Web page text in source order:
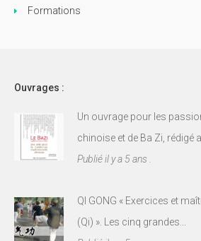
Formations
Ouvrages :
Un ouvrage pour les
chinoise et de Ba Zi, rédigé
Publié il y a 5 ans .
QI GONG « Exercices et
(Qi) ». Les cinq grandes...